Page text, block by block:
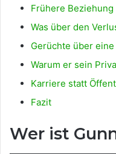
Frühere
Was über den
Gerüchte über
Warum er sein
Karriere statt
Fazit
Wer ist